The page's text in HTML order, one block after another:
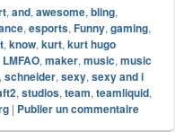
, and, awesome, bling,
, esports, Funny, gaming,
, know, kurt, kurt hugo
LMFAO, maker, music, music
schneider, sexy, sexy and i
, studios, team, teamliquid,
| Publier un commentaire